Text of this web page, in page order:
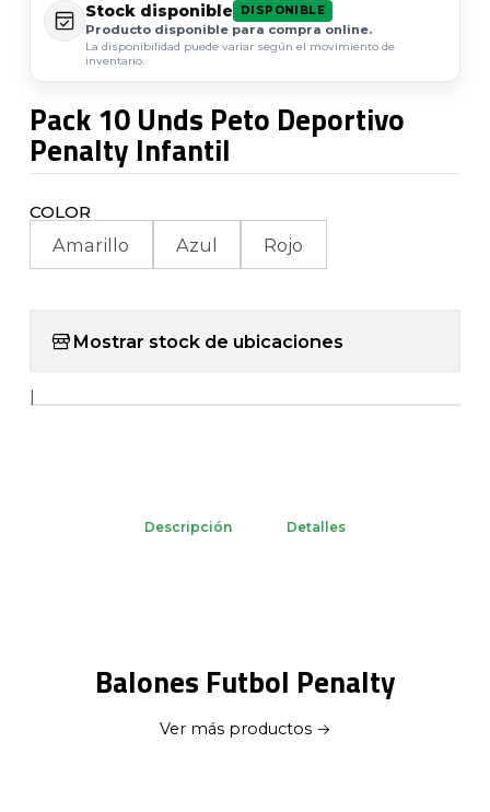
Stock disponible DISPONIBLE
Producto disponible para compra online.
La disponibilidad puede variar según el movimiento de
inventario.
Pack 10 Unds Peto Deportivo
Penalty Infantil
COLOR
Amarillo Azul Rojo
Mostrar stock de ubicaciones
|
Descripción Detalles
Balones Futbol Penalty
Ver más productos